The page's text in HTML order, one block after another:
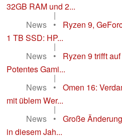
32GB RAM und 2...
|
News
•
Ryzen 9,
1 TB SSD: HP...
|
News
•
Ryzen 9 trifft
Potentes Gami...
|
News
•
Omen 16:
mit üblem Wer...
|
News
•
Große
in diesem Jah...